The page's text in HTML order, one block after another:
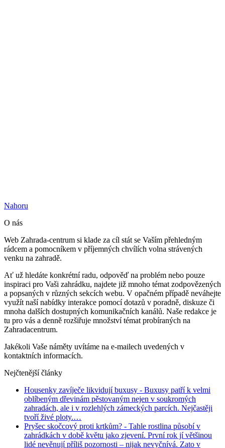
Nahoru
O nás
Web Zahrada-centrum si klade za cíl stát se Vaším přehledným
rádcem a pomocníkem v příjemných chvílích volna strávených
venku na zahradě.
Ať už hledáte konkrétní radu, odpověď na problém nebo pouze
inspiraci pro Vaši zahrádku, najdete již mnoho témat zodpovězených
a popsaných v různých sekcích webu. V opačném případě neváhejte
využít naší nabídky interakce pomocí dotazů v poradně, diskuze či
mnoha dalších dostupných komunikačních kanálů. Naše redakce je
tu pro vás a denně rozšiřuje množství témat probíraných na
Zahradacentrum.
Jakékoli Vaše náměty uvítáme na e-mailech uvedených v
kontaktních informacích.
Nejčtenější články
Housenky zavíječe likvidují buxusy - Buxusy patří k velmi
oblíbeným dřevinám pěstovaným nejen v soukromých
zahradách, ale i v rozlehlých zámeckých parcích. Nejčastěji
tvoří živé ploty.…
Pryšec skočcový proti krtkům? - Tahle rostlina působí v
zahrádkách v době květu jako zjevení. První rok jí většinou
lidé nevěnují příliš pozornosti – nijak nevyčnívá. Zato v